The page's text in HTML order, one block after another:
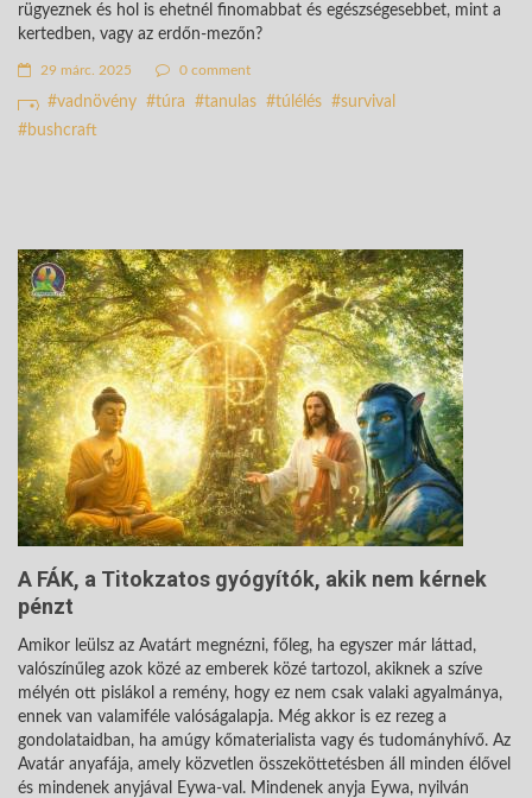
rügyeznek és hol is ehetnél finomabbat és egészségesebbet, mint a
kertedben, vagy az erdőn-mezőn?
29 márc. 2025 0 comment
vadnövény túra tanulas túlélés
survival
bushcraft
A FÁK, a Titokzatos gyógyítók, akik nem kérnek
pénzt
Amikor leülsz az Avatárt megnézni, főleg, ha egyszer már láttad,
valószínűleg azok közé az emberek közé tartozol, akiknek a szíve
mélyén ott pislákol a remény, hogy ez nem csak valaki agyalmánya,
ennek van valamiféle valóságalapja. Még akkor is ez rezeg a
gondolataidban, ha amúgy kőmaterialista vagy és tudományhívő. Az
Avatár anyafája, amely közvetlen összeköttetésben áll minden élővel
és mindenek anyjával Eywa-val. Mindenek anyja Eywa, nyilván